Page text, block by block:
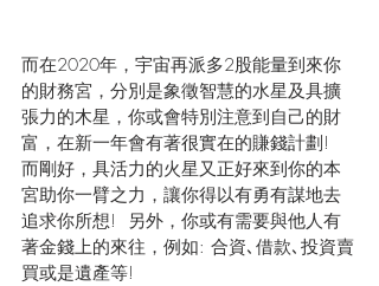
而在2020年，宇宙再派多2股能量到來你
的財務宮，分別是象徵智慧的水星及具擴
張力的木星，你或會特別注意到自己的財
富，在新一年會有著很實在的賺錢計劃!
而剛好，具活力的火星又正好來到你的本
宮助你一臂之力，讓你得以有勇有謀地去
追求你所想!  另外，你或有需要與他人有
著金錢上的來往，例如: 合資､借款､投資賣
買或是遺產等!